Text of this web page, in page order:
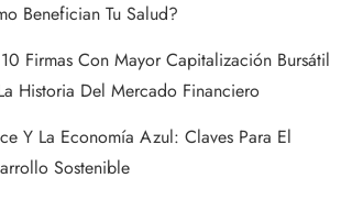
Benefician Tu Salud?
Firmas Con Mayor Capitalización Bursátil
Historia Del Mercado Financiero
Y La Economía Azul: Claves Para El
Sostenible